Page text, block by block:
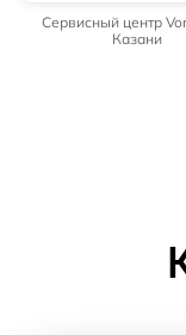
Сервисный центр
Казани